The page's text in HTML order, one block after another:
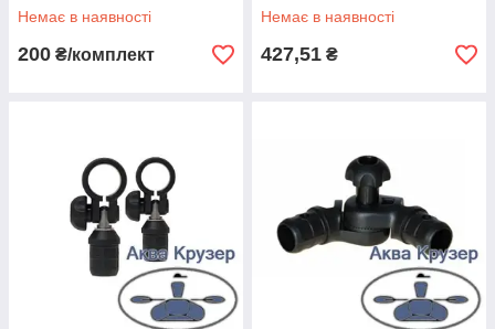
Немає в наявності
200 ₴/комплект
Немає в наявності
427,51 ₴